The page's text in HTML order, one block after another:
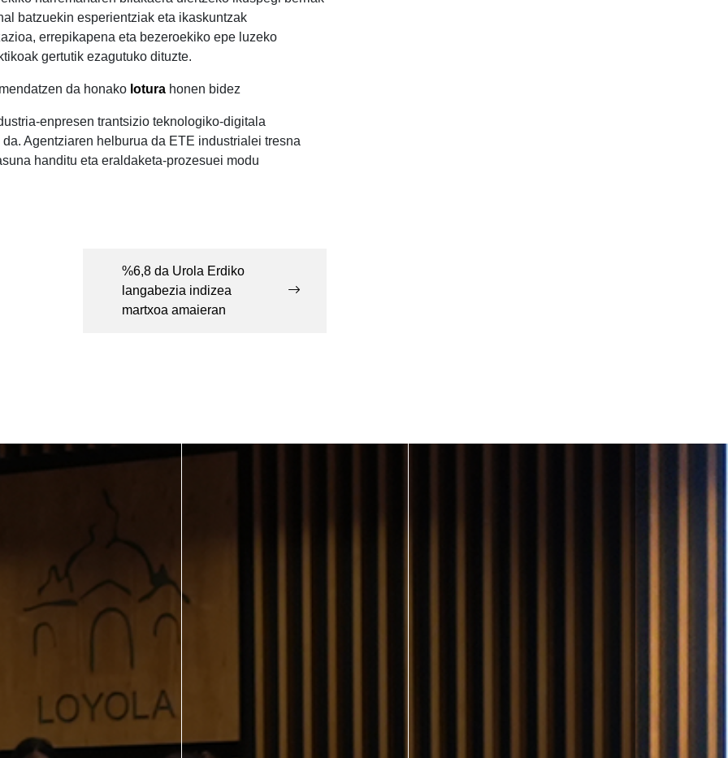
batzuekin esperientziak eta ikaskuntzak
errepikapena eta bezeroekiko epe luzeko
gertutik ezagutuko dituzte.
da honako lotura honen bidez
enpresen trantsizio teknologiko-digitala
Agentziaren helburua da ETE industrialei tresna
handitu eta eraldaketa-prozesuei modu
%6,8 da Urola Erdiko
langabezia indizea
martxoa amaieran